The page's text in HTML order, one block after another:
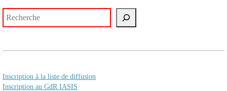
Inscription à la liste de diffusion
Inscription au GdR IASIS